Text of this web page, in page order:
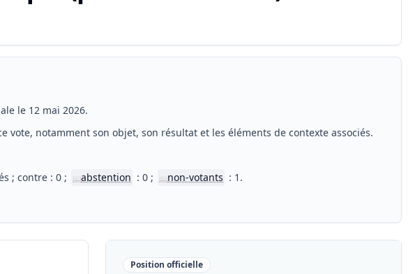
le 12 mai 2026.
notamment son objet, son résultat et les éléments de contexte associés.
; contre : 0 ;
📖abstention : 0 ; 📖non-votants : 1.
Position officielle